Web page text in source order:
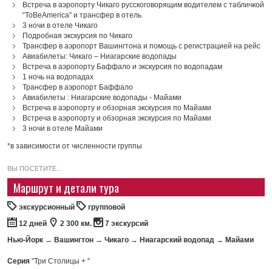
Встреча в аэропорту Чикаго русскоговорящим водителем с табличкой
“ToBeAmerica” и трансфер в отель
3 ночи в отеле Чикаго
Подробная экскурсия по Чикаго
Трансфер в аэропорт Вашингтона и помощь с регистрацией на рейс
Авиабилеты: Чикаго – Ниагарские водопады
Встреча в аэропорту Баффало и экскурсия по водопадам
1 ночь на водопадах
Трансфер в аэропорт Баффало
Авиабилеты : Ниагарские водопады - Майами
Встреча в аэропорту и обзорная экскурсия по Майами
Встреча в аэропорту и обзорная экскурсия по Майами
3 ночи в отеле Майами
*в зависимости от численности группы
ВЫ ПОСЕТИТЕ...
Маршрут и детали тура
экскурсионный
групповой
12 дней
2 300 км.
7 экскурсий
Нью-Йорк → Вашингтон → Чикаго → Ниагарский водопад → Майами
Серия "Три Столицы + "